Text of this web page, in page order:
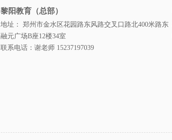
黎阳教育（总部）
地址： 郑州市金水区花园路东风路交叉口路北400米路东
融元广场B座12楼34室
联系电话：谢老师 15237197039